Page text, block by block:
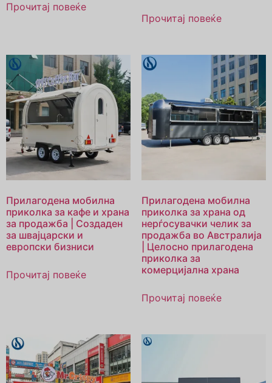
Прочитај повеќе
Прочитај повеќе
Прилагодена мобилна
приколка за кафе и храна
за продажба | Создаден
за швајцарски и
европски бизниси
Прочитај повеќе
Прилагодена мобилна
приколка за храна од
нерѓосувачки челик за
продажба во Австралија
| Целосно прилагодена
приколка за
комерцијална храна
Прочитај повеќе